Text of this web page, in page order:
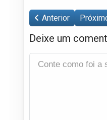
Anterior
Deixe um